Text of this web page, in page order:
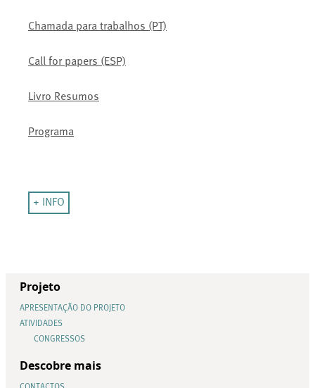
Chamada para trabalhos (PT)
Call for papers (ESP)
Livro Resumos
Programa
+ INFO
Projeto
APRESENTAÇÃO DO PROJETO
ATIVIDADES
CONGRESSOS
Descobre mais